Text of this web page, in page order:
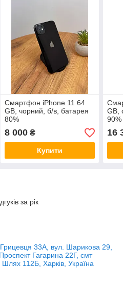
Смартфон iPhone 11 64
GB, чорний, б/в, батарея
80%
8 000₴
Купити
GB,
90%
16
за рік
33А, вул. Шарикова 29,
Гагарина 22Г, смт
112Б, Харків, Україна